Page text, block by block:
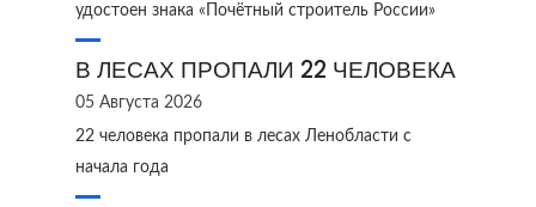
удостоен знака «Почётный строитель России»
В ЛЕСАХ ПРОПАЛИ 22 ЧЕЛОВЕКА
05 Августа 2026
22 человека пропали в лесах Ленобласти с
начала года